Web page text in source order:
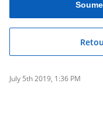
July 5th 2019, 1:36 PM